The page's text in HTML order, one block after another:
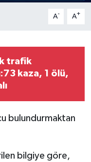
A- A+
trafik
kaza, 1 ölü,
bulundurmaktan
bilgiye göre,